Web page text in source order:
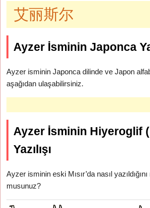
艾丽斯尔
Ayzer İsminin Japonca
Ayzer isminin Japonca dilinde ve Japon
aşağıdan ulaşabilirsiniz.
Ayzer İsminin Hiyeroglif
Yazılışı
Ayzer isminin eski Mısır’da nasıl
musunuz?